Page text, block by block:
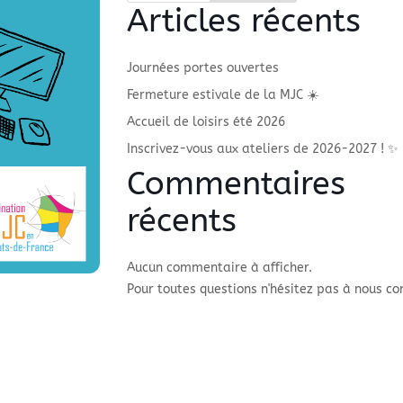
Articles récents
Journées portes ouvertes
Fermeture estivale de la MJC ☀️
Accueil de loisirs été 2026
Inscrivez-vous aux ateliers de 2026-2027 ! ✨
Commentaires
récents
Aucun commentaire à afficher.
Pour toutes questions n'hésitez pas à nous